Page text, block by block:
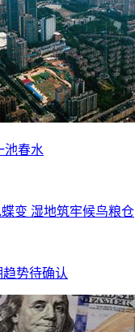
池春水
变 湿地筑牢候鸟粮仓
势待确认